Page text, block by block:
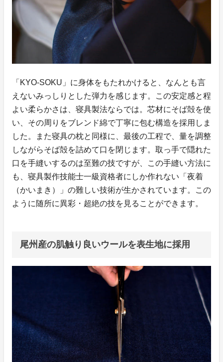
「KYO-SOKU」に身体をもたれかけると、なんとも言
えないみっしりとした弾力を感じます。この安定感と程
よい柔らかさは、寝具製法ならでは。芯材にそば殻を使
い、その周りをブレンド綿で丁寧に包む構造を採用しま
した。また寝具の枕と同様に、最後の工程で、量を調整
しながらそば殻を詰めて口を閉じます。取っ手で隠れた
口を手縫いするのは至難の技ですが、この手縫い方法に
も、寝具製作技能士一級資格者にしか作れない「夜着
（かいまき）」の難しい技術が生かされています。この
ように随所に異彩・超絶の技を見ることができます。
尾州産の肌触り良いウールを表生地に採用